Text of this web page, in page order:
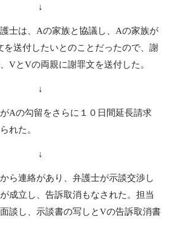
↓
士は、Aの家族と協議し、Aの家族が
を送付したいとのことだったので、謝
VとVの両親に謝罪文を送付した。
↓
Aの勾留をさらに１０日間延長請求
れた。
↓
ら連絡があり、弁護士が示談交渉し
成立し、告訴取消もなされた。担当
談し、示談書の写しとVの告訴取消書